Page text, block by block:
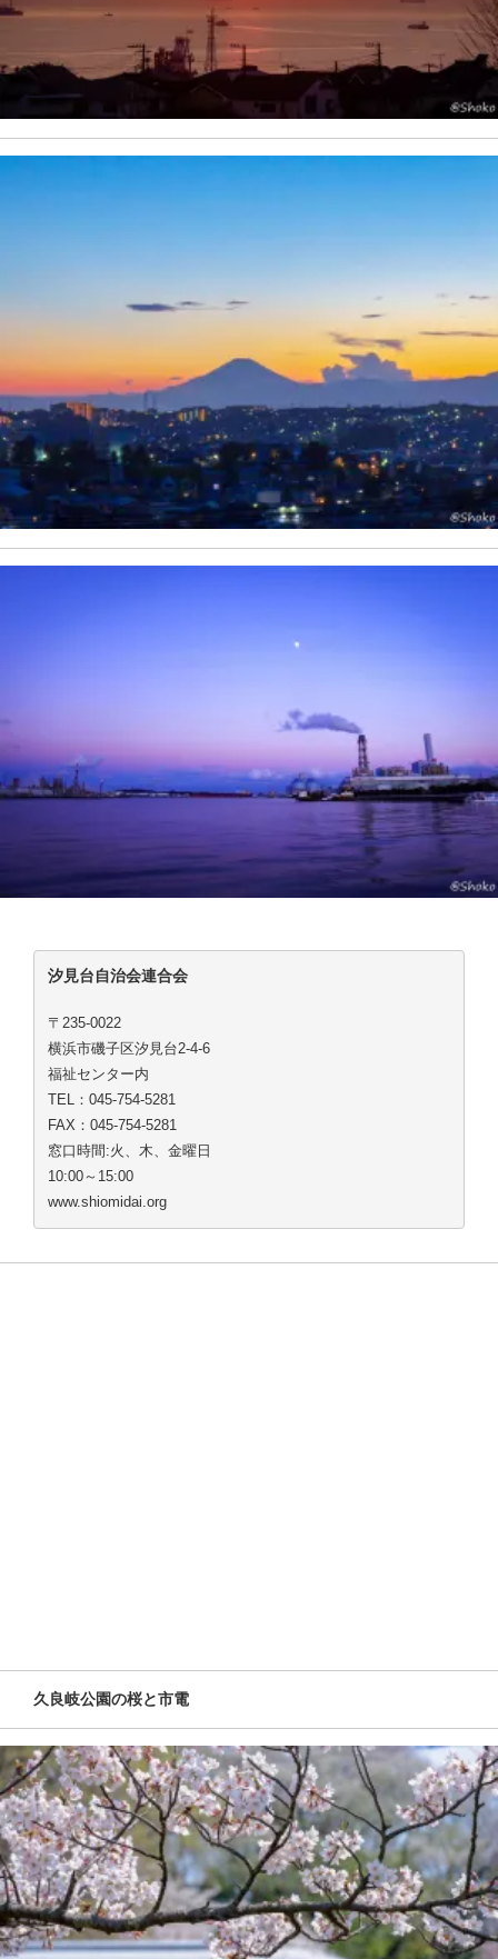
汐見台自治会連合会
〒235-0022
横浜市磯子区汐見台2-4-6
福祉センター内
TEL：045-754-5281
FAX：045-754-5281
窓口時間:火、木、金曜日
10:00～15:00
www.shiomidai.org
久良岐公園の桜と市電